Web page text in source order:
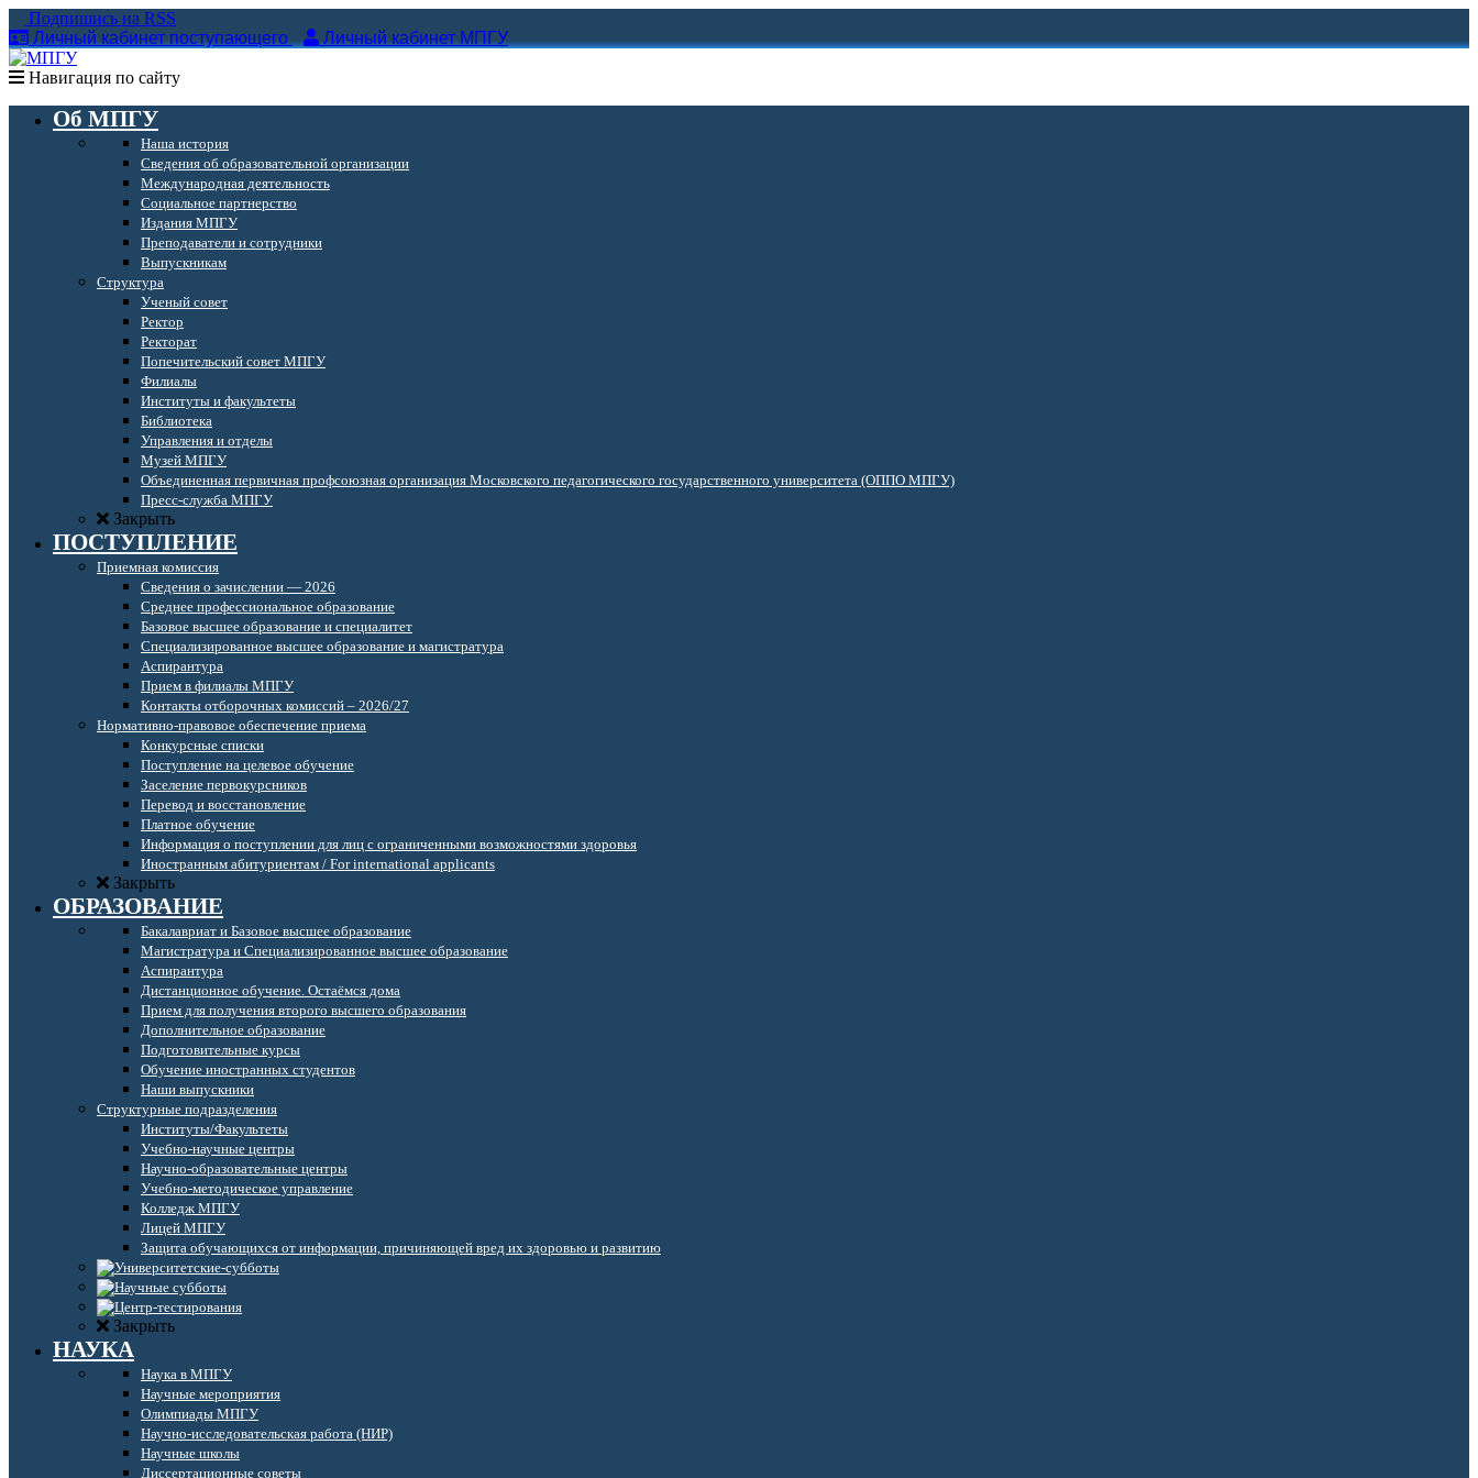
Подпишись на RSS
Личный кабинет поступающего
Личный кабинет МПГУ
Навигация по сайту
Об МПГУ
Наша история
Сведения об образовательной организации
Международная деятельность
Социальное партнерство
Издания МПГУ
Преподаватели и сотрудники
Выпускникам
Структура
Ученый совет
Ректор
Ректорат
Попечительский совет МПГУ
Филиалы
Институты и факультеты
Библиотека
Управления и отделы
Музей МПГУ
Объединенная первичная профсоюзная организация Московского педагогического государственного университета (ОППО МПГУ)
Пресс-служба МПГУ
Закрыть
ПОСТУПЛЕНИЕ
Приемная комиссия
Сведения о зачислении — 2026
Среднее профессиональное образование
Базовое высшее образование и специалитет
Специализированное высшее образование и магистратура
Аспирантура
Прием в филиалы МПГУ
Контакты отборочных комиссий – 2026/27
Нормативно-правовое обеспечение приема
Конкурсные списки
Поступление на целевое обучение
Заселение первокурсников
Перевод и восстановление
Платное обучение
Информация о поступлении для лиц с ограниченными возможностями здоровья
Иностранным абитуриентам / For international applicants
Закрыть
ОБРАЗОВАНИЕ
Бакалавриат и Базовое высшее образование
Магистратура и Специализированное высшее образование
Аспирантура
Дистанционное обучение. Остаёмся дома
Прием для получения второго высшего образования
Дополнительное образование
Подготовительные курсы
Обучение иностранных студентов
Наши выпускники
Структурные подразделения
Институты/Факультеты
Учебно-научные центры
Научно-образовательные центры
Учебно-методическое управление
Колледж МПГУ
Лицей МПГУ
Защита обучающихся от информации, причиняющей вред их здоровью и развитию
Закрыть
НАУКА
Наука в МПГУ
Научные мероприятия
Олимпиады МПГУ
Научно-исследовательская работа (НИР)
Научные школы
Диссертационные советы